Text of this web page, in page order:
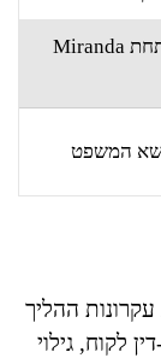
מובטחת תחת Miranda
המשפט
ההליך
לקוח, גילוי